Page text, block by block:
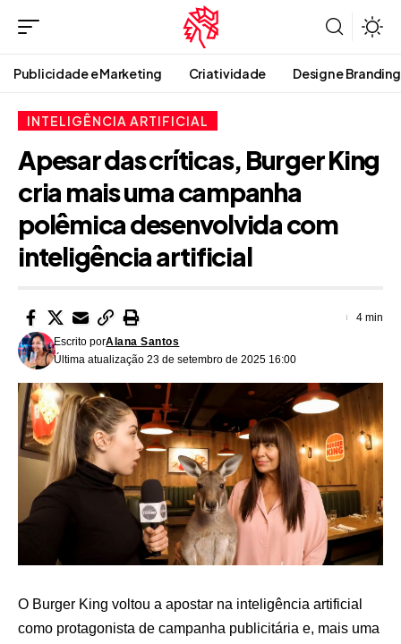
Publicidade e Marketing Criatividade Design e Branding
INTELIGÊNCIA ARTIFICIAL
Apesar das críticas, Burger King
cria mais uma campanha
polêmica desenvolvida com
inteligência artificial
Última atualização 23 de setembro de 2025 16:00
Escrito porAlana Santos
4 min
O Burger King voltou a apostar na inteligência artificial
como protagonista de campanha publicitária e, mais uma